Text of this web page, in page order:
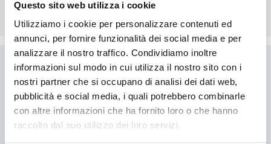
Questo sito web utilizza i cookie
Utilizziamo i cookie per personalizzare contenuti ed
annunci, per fornire funzionalità dei social media e per
analizzare il nostro traffico. Condividiamo inoltre
informazioni sul modo in cui utilizza il nostro sito con i
nostri partner che si occupano di analisi dei dati web,
pubblicità e social media, i quali potrebbero combinarle
con altre informazioni che ha fornito loro o che hanno
raccolto dal suo utilizzo dei loro servizi.
Scrivici
Compila il modulo per essere
ricontattato